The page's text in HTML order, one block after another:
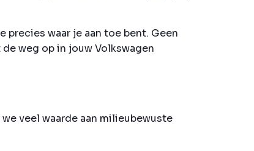
waar je aan toe bent. Geen
weg op in jouw Volkswagen
veel waarde aan milieubewuste